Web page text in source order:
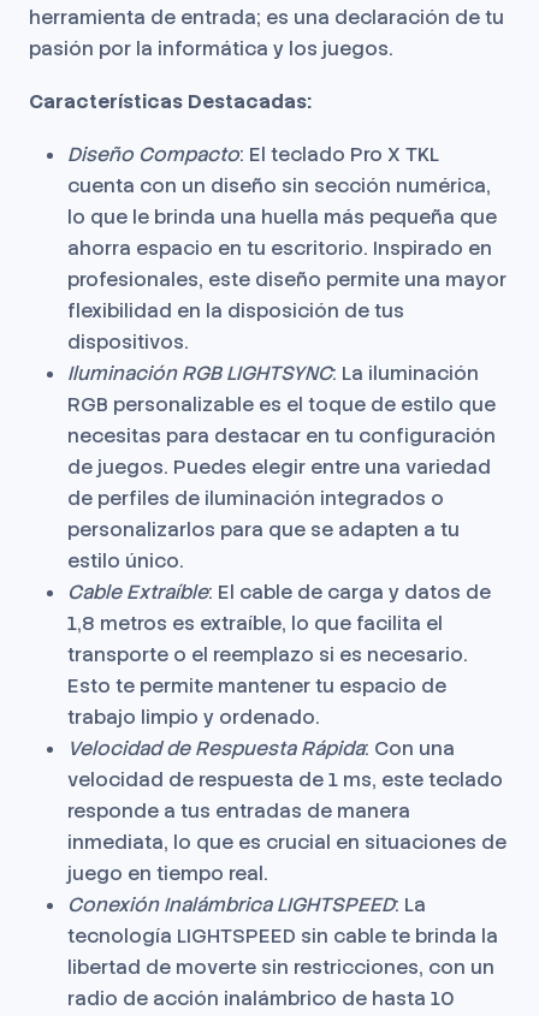
herramienta de entrada; es una declaración de tu
pasión por la informática y los juegos.
Características Destacadas:
Diseño Compacto: El teclado Pro X TKL
cuenta con un diseño sin sección numérica,
lo que le brinda una huella más pequeña que
ahorra espacio en tu escritorio. Inspirado en
profesionales, este diseño permite una mayor
flexibilidad en la disposición de tus
dispositivos.
Iluminación RGB LIGHTSYNC: La iluminación
RGB personalizable es el toque de estilo que
necesitas para destacar en tu configuración
de juegos. Puedes elegir entre una variedad
de perfiles de iluminación integrados o
personalizarlos para que se adapten a tu
estilo único.
Cable Extraíble: El cable de carga y datos de
1,8 metros es extraíble, lo que facilita el
transporte o el reemplazo si es necesario.
Esto te permite mantener tu espacio de
trabajo limpio y ordenado.
Velocidad de Respuesta Rápida: Con una
velocidad de respuesta de 1 ms, este teclado
responde a tus entradas de manera
inmediata, lo que es crucial en situaciones de
juego en tiempo real.
Conexión Inalámbrica LIGHTSPEED: La
tecnología LIGHTSPEED sin cable te brinda la
libertad de moverte sin restricciones, con un
radio de acción inalámbrico de hasta 10